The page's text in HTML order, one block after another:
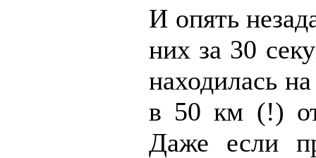
И опять
них за 30
находилась
в 50 км (!) от
Даже если